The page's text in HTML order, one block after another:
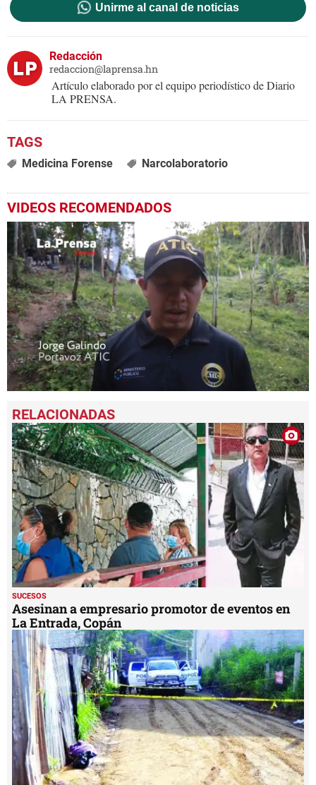
Unirme al canal de noticias
Redacción
redaccion@laprensa.hn
Artículo elaborado por el equipo periodístico de Diario
LA PRENSA.
Medicina Forense Narcolaboratorio
VIDEOS RECOMENDADOS
seconds
of
3
minutes,
43
seconds
SUCESOS
Asesinan a empresario promotor de eventos en
La Entrada, Copán